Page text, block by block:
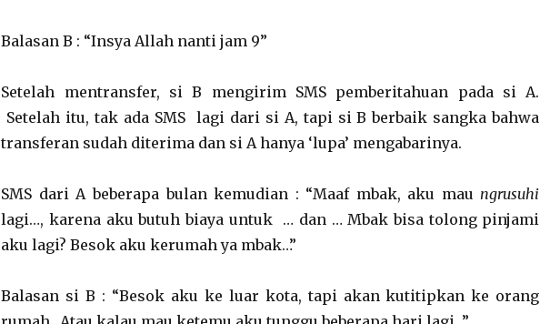
Balasan B : “Insya Allah nanti jam 9”
Setelah mentransfer, si B mengirim SMS pemberitahuan pada si A.
Setelah itu, tak ada SMS lagi dari si A, tapi si B berbaik sangka bahwa
transferan sudah diterima dan si A hanya ‘lupa’ mengabarinya.
SMS dari A beberapa bulan kemudian : “Maaf mbak, aku maungrusuhi
lagi…, karena aku butuh biaya untuk … dan … Mbak bisa tolong pinjami
aku lagi? Besok aku kerumah ya mbak…”
Balasan si B : “Besok aku ke luar kota, tapi akan kutitipkan ke orang